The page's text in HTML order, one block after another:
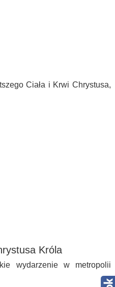
Ciała i Krwi Chrystusa,
Króla
wydarzenie w metropolii